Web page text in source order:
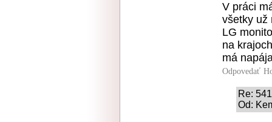
V práci
všetky už
LG
na
má
Odpovedať
Re:
Od: